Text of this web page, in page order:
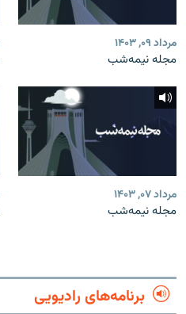
مرداد ۰۹, ۱۴۰۳
مجله نیمه‌شب
مرداد ۰۷, ۱۴۰۳
مجله نیمه‌شب
برنامه‌های رادیویی